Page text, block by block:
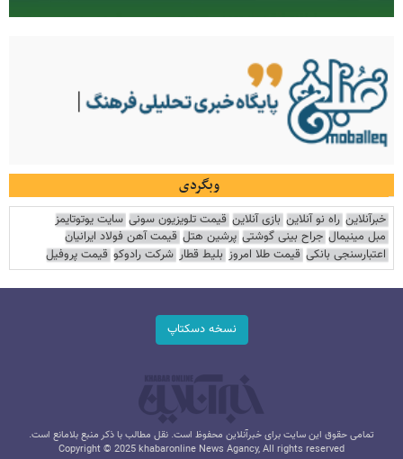
وبگردی
خبرآنلاین راه نو آنلاین بازی آنلاین قیمت تلویزیون سونی سایت یوتوتایمز
مبل مینیمال جراح بینی گوشتی پرشین هتل قیمت آهن فولاد ایرانیان
اعتبارسنجی بانکی قیمت طلا امروز بلیط قطار شرکت رادوکو قیمت پروفیل
نسخه دسکتاپ
تمامی حقوق این سایت برای خبرآنلاین محفوظ است. نقل مطالب با ذکر منبع بلامانع است.
Copyright © 2025 khabaronline News Agancy, All rights reserved